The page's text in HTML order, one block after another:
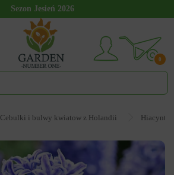
Sezon Jesień 2026
0
Cebulki i bulwy kwiatow z Holandii Hiacynt